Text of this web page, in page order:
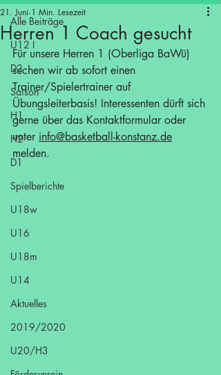
Alle Beiträge
U12 I
D2
Saison
H1
H2
D1
Spielberichte
U18w
U16
U18m
U14
Aktuelles
2019/2020
U20/H3
Herren 1 Coach gesucht
21. Juni 1 Min. Lesezeit
Für unsere Herren 1 (Oberliga BaWü)
suchen wir ab sofort einen
Trainer/Spielertrainer auf
Übungsleiterbasis! Interessenten dürft sich
gerne über das Kontaktformular oder
unter info@basketball-konstanz.de
melden.